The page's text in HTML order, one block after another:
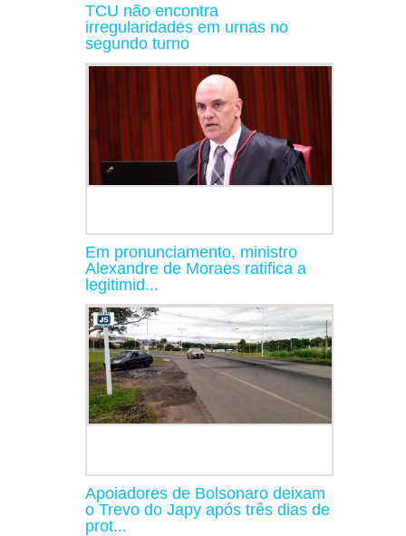
TCU não encontra
irregularidades em urnas no
segundo turno
Em pronunciamento, ministro
Alexandre de Moraes ratifica a
legitimid...
Apoiadores de Bolsonaro deixam
o Trevo do Japy após três dias de
prot...